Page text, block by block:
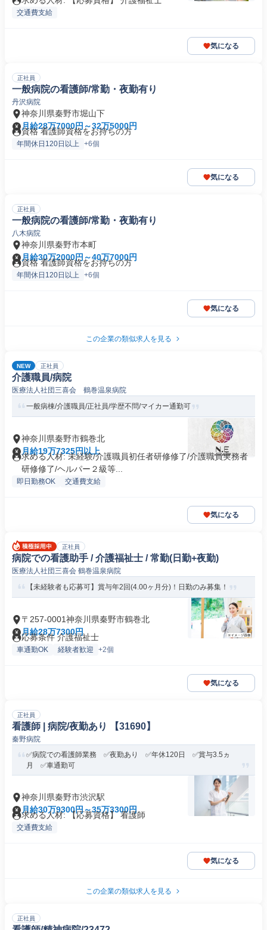
交通費支給
気になる
正社員
一般病院の看護師/常勤・夜勤有り
丹沢病院
神奈川県秦野市堀山下
月給28万7000円～32万5000円
資格 看護師資格をお持ちの方
年間休日120日以上 +6個
気になる
正社員
一般病院の看護師/常勤・夜勤有り
八木病院
神奈川県秦野市本町
月給30万2000円～40万7000円
資格 看護師資格をお持ちの方
年間休日120日以上 +6個
気になる
この企業の類似求人を見る
NEW 正社員
介護職員/病院
医療法人社団三喜会 鶴巻温泉病院
一般病棟/介護職員/正社員/学歴不問/マイカー通勤可
神奈川県秦野市鶴巻北
月給19万7325円以上
求める人材: 未経験/介護職員初任者研修修了/介護職員実務者
研修修了/ヘルパー２級等...
即日勤務OK 交通費支給
気になる
正社員
病院での看護助手 / 介護福祉士 / 常勤(日勤+夜勤)
医療法人社団三喜会 鶴巻温泉病院
【未経験者も応募可】賞与年2回(4.00ヶ月分)！日勤のみ募集！
〒257-0001神奈川県秦野市鶴巻北
月給28万7300円
応募条件 介護福祉士
車通勤OK 経験者歓迎 +2個
気になる
正社員
看護師 | 病院/夜勤あり 【31690】
秦野病院
✅病院での看護師業務 ✅夜勤あり ✅年休120日 ✅賞与3.5ヵ
月 ✅車通勤可
神奈川県秦野市渋沢駅
月給30万9300円～35万3300円
求める人材: 【応募資格】 看護師
交通費支給
気になる
この企業の類似求人を見る
正社員